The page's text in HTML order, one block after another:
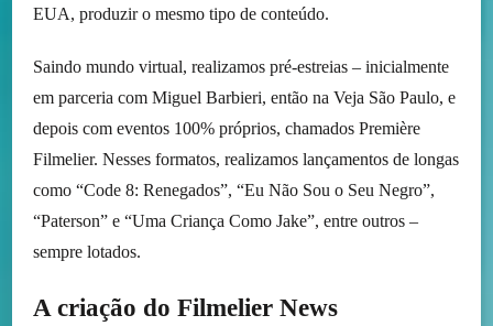
EUA, produzir o mesmo tipo de conteúdo.
Saindo mundo virtual, realizamos pré-estreias – inicialmente
em parceria com Miguel Barbieri, então na Veja São Paulo, e
depois com eventos 100% próprios, chamados Première
Filmelier. Nesses formatos, realizamos lançamentos de longas
como “Code 8: Renegados”, “Eu Não Sou o Seu Negro”,
“Paterson” e “Uma Criança Como Jake”, entre outros –
sempre lotados.
A criação do Filmelier News